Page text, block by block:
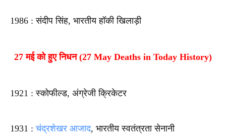
1986 : संदीप सिंह, भारतीय हॉकी खिलाड़ी
27 मई को हुए निधन (27 May Deaths in Today History)
1921 : स्कोफील्ड, अंग्रेजी क्रिकेटर
1931 :चंद्रशेखर आजाद, भारतीय स्वतंत्रता सेनानी